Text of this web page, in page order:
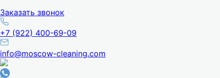
Заказать звонок
+7 (922) 400-69-09
info@moscow-cleaning.com